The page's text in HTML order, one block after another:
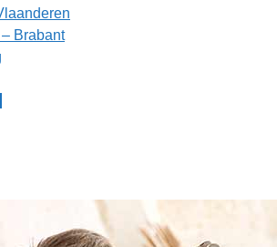
Brabant